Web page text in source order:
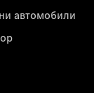
автомобили